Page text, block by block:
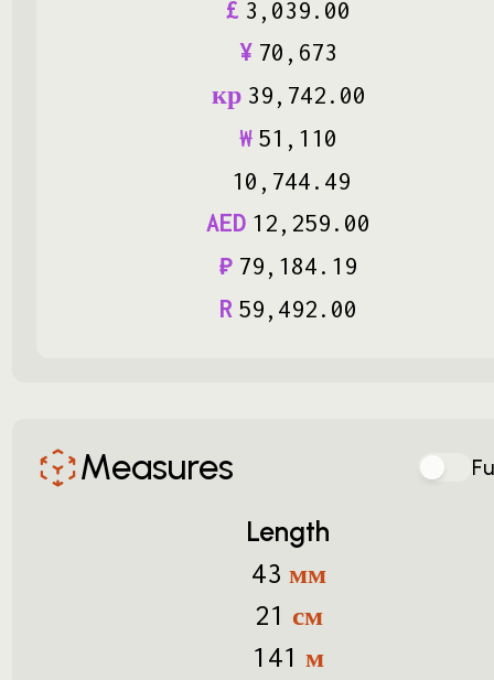
£ 3 , 039. 00
¥ 70 , 673
кр 39, 742. 00
₩ 51 , 110
10 , 744. 49
AED 12, 259. 00
₽ 79, 184. 19
R 59, 492. 00
Measures
Length
43 мм
21 см
141 м